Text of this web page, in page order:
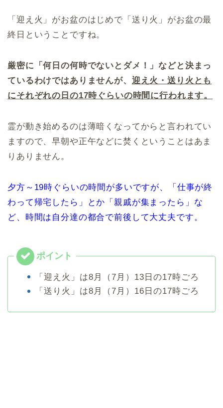
「迎え火」がお盆のはじめで「送り火」がお盆の最
終日ということですね。
厳密に「何日の何時でないとダメ！」などと決まっ
ているわけではありませんが、 迎え火・送り火とも
にそれぞれの日の17時ぐらいの時間に行われます。
霊が動き始めるのは薄暗くなってからと言われてい
ますので、早朝や正午などに焚くということはあま
りありません。
夕方～19時ぐらいの時間が多いですが、「仕事が終
わって帰宅したら」とか「親戚が集まったら」な
ど、時間は自分達の都合で前後して大丈夫です。
「迎え火」は8月（7月）13日の17時ごろ
「送り火」は8月（7月）16日の17時ごろ